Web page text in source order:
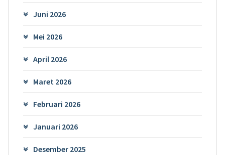
Juni 2026
Mei 2026
April 2026
Maret 2026
Februari 2026
Januari 2026
Desember 2025